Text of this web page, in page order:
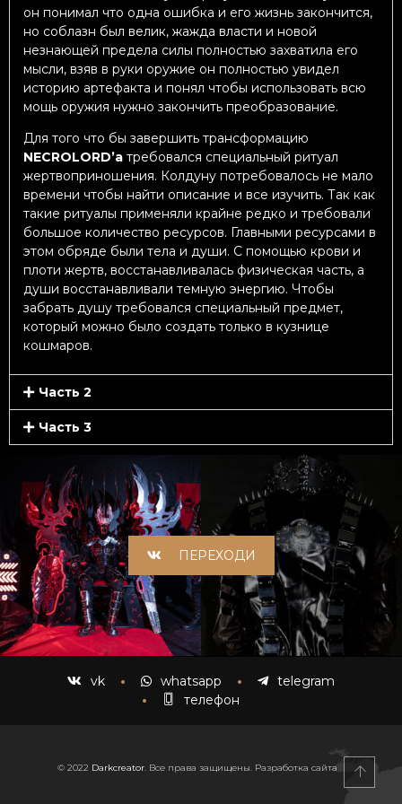
он понимал что одна ошибка и его жизнь закончится,
но соблазн был велик, жажда власти и новой
незнающей предела силы полностью захватила его
мысли, взяв в руки оружие он полностью увидел
историю артефакта и понял чтобы использовать всю
мощь оружия нужно закончить преобразование.
Для того что бы завершить трансформацию
NECROLORD’а требовался специальный ритуал
жертвоприношения. Колдуну потребовалось не мало
времени чтобы найти описание и все изучить. Так как
такие ритуалы применяли крайне редко и требовали
большое количество ресурсов. Главными ресурсами в
этом обряде были тела и души. С помощью крови и
плоти жертв, восстанавливалась физическая часть, а
души восстанавливали темную энергию. Чтобы
забрать душу требовался специальный предмет,
который можно было создать только в кузнице
кошмаров.
Часть 2
Часть 3
ПЕРЕХОДИ
vk whatsapp
telegram
телефон
© 2022 Darkcreator. Все права защищены. Разработка сайта⠀